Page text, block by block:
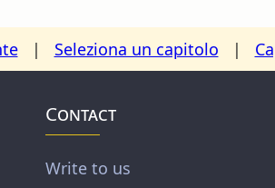
| Seleziona un capitolo |
Contact
Write to us